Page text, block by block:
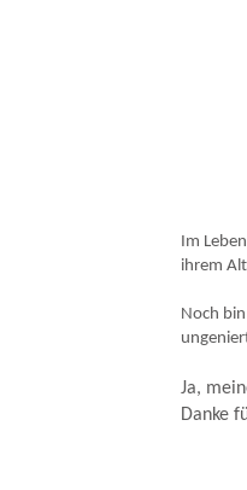
Im
ihrem
Noch
Ja,
Danke